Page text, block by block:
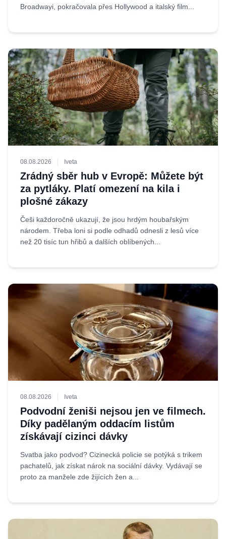
Broadwayi, pokračovala přes Hollywood a italský film...
08.08.2026 Iveta
Zrádný sběr hub v Evropě: Můžete být
za pytláky. Platí omezení na kila i
plošné zákazy
Češi každoročně ukazují, že jsou hrdým houbařským
národem. Třeba loni si podle odhadů odnesli z lesů více
než 20 tisíc tun hřibů a dalších oblíbených...
08.08.2026 Iveta
Podvodní ženiši nejsou jen ve filmech.
Díky padělaným oddacím listům
získávají cizinci dávky
Svatba jako podvod? Cizinecká policie se potýká s trikem
pachatelů, jak získat nárok na sociální dávky. Vydávají se
proto za manžele zde žijících žen a...